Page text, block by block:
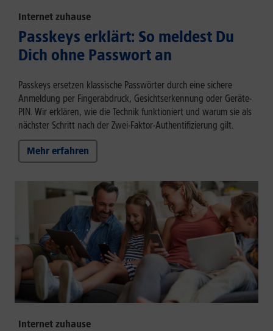
Internet zuhause
Passkeys erklärt: So meldest Du
Dich ohne Passwort an
Passkeys ersetzen klassische Passwörter durch eine sichere
Anmeldung per Fingerabdruck, Gesichtserkennung oder Geräte-
PIN. Wir erklären, wie die Technik funktioniert und warum sie als
nächster Schritt nach der Zwei-Faktor-Authentifizierung gilt.
Mehr erfahren
Internet zuhause